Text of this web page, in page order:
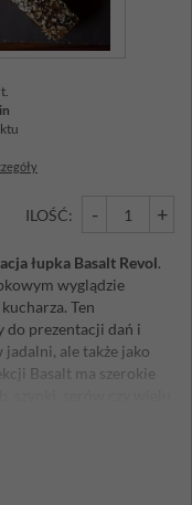
ILOŚĆ: - +
łupka Basalt Revol.
wyglądzie
Ten
do prezentacji dań i
ale także jako
Basalt ma szerokie
wyobraźni!
Jej projektanci
wszystkim